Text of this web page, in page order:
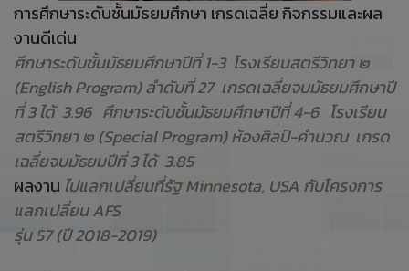
การศึกษาระดับชั้นมัธยมศึกษา เกรดเฉลี่ย กิจกรรมและผล
งานดีเด่น
ศึกษาระดับชั้นมัธยมศึกษาปีที่ 1-3 โรงเรียนสตรีวิทยา ๒
(English Program) ลำดับที่ 27 เกรดเฉลี่ยจบมัธยมศึกษาปี
ที่ 3 ได้ 3.96 ศึกษาระดับชั้นมัธยมศึกษาปีที่ 4-6 โรงเรียน
สตรีวิทยา ๒ (Special Program) ห้องศิลป์-คำนวณ เกรด
เฉลี่ยจบมัธยมปีที่ 3 ได้ 3.85
ผลงาน ไปแลกเปลี่ยนที่รัฐ Minnesota, USA กับโครงการ
แลกเปลี่ยน AFS
รุ่น 57 (ปี 2018-2019)